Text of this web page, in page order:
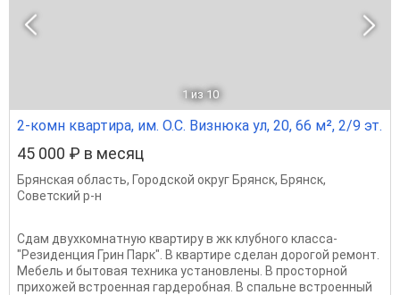
1 из 10
2-комн квартира, им. О.С. Визнюка ул, 20, 66 м², 2/9 эт.
45 000 ₽ в месяц
Брянская область, Городской округ Брянск, Брянск,
Советский р-н
Сдам двухкомнатную квартиру в жк клубного класса-
"Резиденция Грин Парк". В квартире сделан дорогой ремонт.
Мебель и бытовая техника установлены. В просторной
прихожей встроенная гардеробная. В спальне встроенный